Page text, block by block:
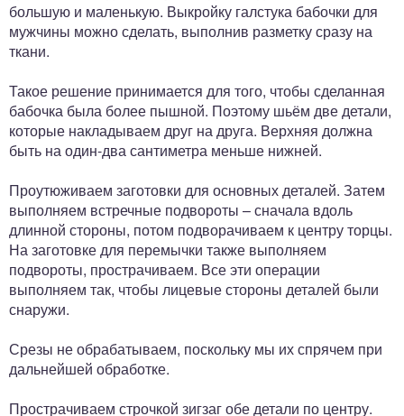
большую и маленькую. Выкройку галстука бабочки для
мужчины можно сделать, выполнив разметку сразу на
ткани.
Такое решение принимается для того, чтобы сделанная
бабочка была более пышной. Поэтому шьём две детали,
которые накладываем друг на друга. Верхняя должна
быть на один-два сантиметра меньше нижней.
Проутюживаем заготовки для основных деталей. Затем
выполняем встречные подвороты – сначала вдоль
длинной стороны, потом подворачиваем к центру торцы.
На заготовке для перемычки также выполняем
подвороты, прострачиваем. Все эти операции
выполняем так, чтобы лицевые стороны деталей были
снаружи.
Срезы не обрабатываем, поскольку мы их спрячем при
дальнейшей обработке.
Прострачиваем строчкой зигзаг обе детали по центру.